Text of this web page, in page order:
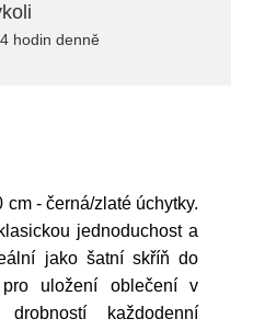
hodin denně
- černá/zlaté úchytky.
jednoduchost a
jako šatní skříň do
uložení oblečení v
každodenní